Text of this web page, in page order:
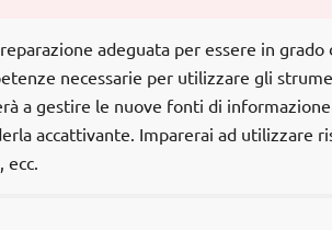
adeguata per essere in grado
necessarie per utilizzare gli
a gestire le nuove fonti di informazione
accattivante. Imparerai ad utilizzare
ecc.